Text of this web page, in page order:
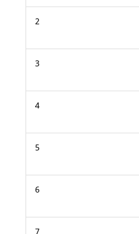
2
3
4
5
6